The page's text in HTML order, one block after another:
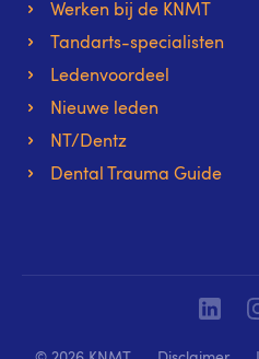
Werken bij de KNMT
Tandarts-specialisten
Ledenvoordeel
Nieuwe leden
NT/Dentz
Dental Trauma Guide